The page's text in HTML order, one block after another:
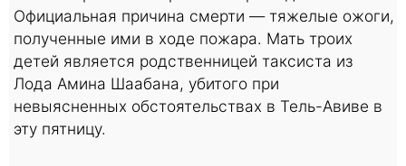
Официальная причина смерти — тяжелые ожоги,
полученные ими в ходе пожара. Мать троих
детей является родственницей таксиста из
Лода Амина Шаабана, убитого при
невыясненных обстоятельствах в Тель-Авиве в
эту пятницу.